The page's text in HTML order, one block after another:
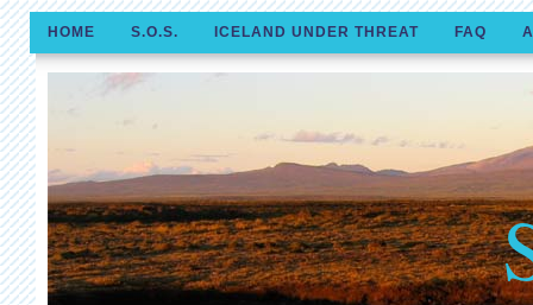
HOME S.O.S. ICELAND UNDER THREAT FAQ